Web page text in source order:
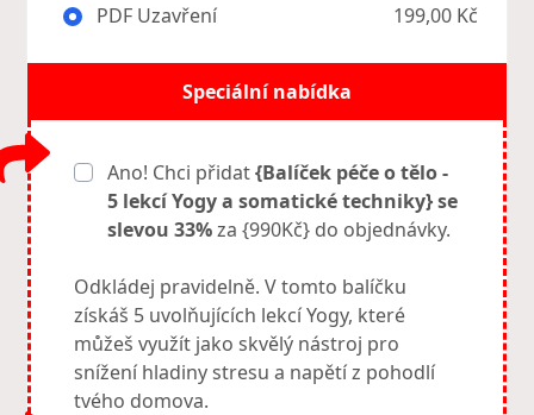
PDF Uzavření 199,00 Kč
Speciální nabídka
Ano! Chci přidat{Balíček péče o tělo -
5 lekcí Yogy a somatické techniky} se
slevou 33%za {990Kč} do objednávky.
Odkládej pravidelně. V tomto balíčku
získáš 5 uvolňujících lekcí Yogy, které
můžeš využít jako skvělý nástroj pro
snížení hladiny stresu a napětí z pohodlí
tvého domova.